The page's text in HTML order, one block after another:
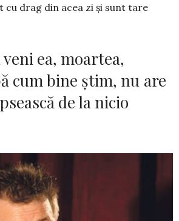
cu drag din acea zi și sunt tare
veni ea, moartea,
cum bine știm, nu are
de la nicio